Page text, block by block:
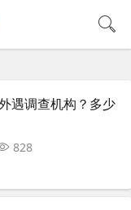
遇调查机构？多少
828